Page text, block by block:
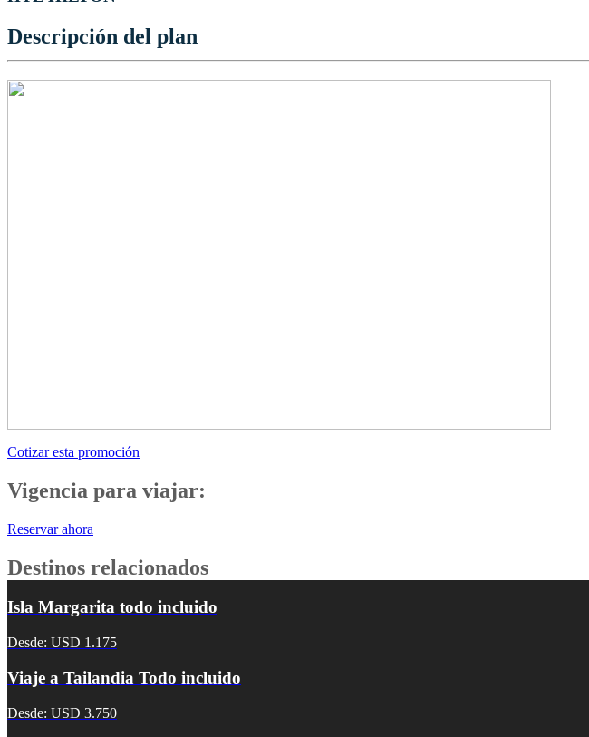
Descripción del plan
Cotizar esta promoción
Vigencia para viajar:
Reservar ahora
Destinos relacionados
Isla Margarita todo incluido
Desde: USD 1.175
Viaje a Tailandia Todo incluido
Desde: USD 3.750